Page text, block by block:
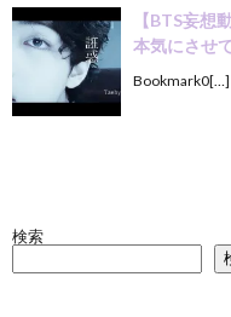
【BTS妄
本気にさせ
Bookmark0[…]
検索